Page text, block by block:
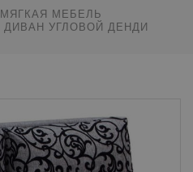
МЯГКАЯ МЕБЕЛЬ
ДИВАН УГЛОВОЙ ДЕНДИ